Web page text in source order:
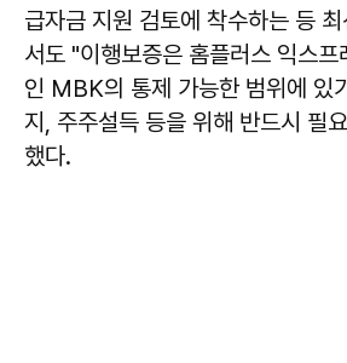
급자금 지원 검토에 착수하는 등
서도 "이행보증은 홈플러스 익스
인 MBK의 통제 가능한 범위에 있
지, 주주설득 등을 위해 반드시 필
했다.